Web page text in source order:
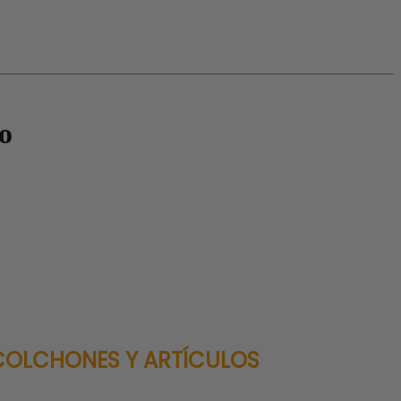
Y ARTÍCULOS